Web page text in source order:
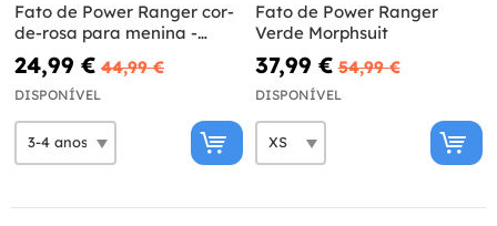
Fato de Power Ranger cor-
de-rosa para menina -
Power Rangers Movie
24,99 € 44,99 €
DISPONÍVEL
Fato de Power Ranger
Verde Morphsuit
37,99 € 54,99 €
DISPONÍVEL